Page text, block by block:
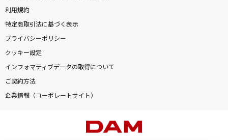
利用規約
特定商取引法に基づく表示
プライバシーポリシー
クッキー設定
インフォマティブデータの取得について
ご契約方法
企業情報（コーポレートサイト）